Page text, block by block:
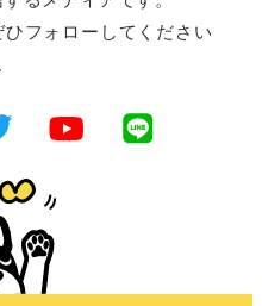
フォローしてください